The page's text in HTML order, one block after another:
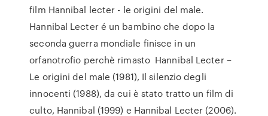
film Hannibal lecter - le origini del male.
Hannibal Lecter é un bambino che dopo la
seconda guerra mondiale finisce in un
orfanotrofio perchè rimasto Hannibal Lecter –
Le origini del male (1981), Il silenzio degli
innocenti (1988), da cui è stato tratto un film di
culto, Hannibal (1999) e Hannibal Lecter (2006).